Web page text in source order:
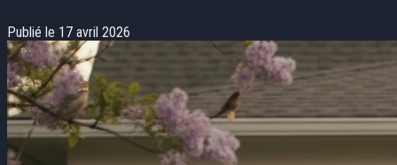
Publié le 17 avril 2026